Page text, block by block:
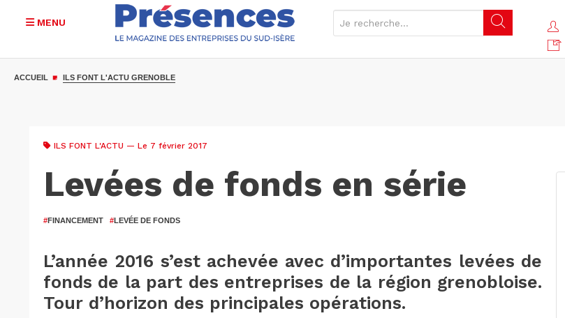
MENU
ACCUEIL ILS FONT L'ACTU GRENOBLE
ILS FONT L'ACTU — Le 7 février 2017
Levées de fonds en série
#FINANCEMENT #LEVÉE DE FONDS
L’année 2016 s’est achevée avec d’importantes levées de
fonds de la part des entreprises de la région grenobloise.
Tour d’horizon des principales opérations.